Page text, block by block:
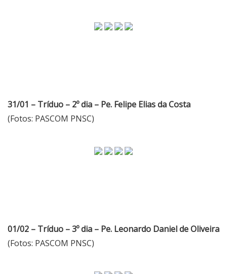
31/01 – Tríduo – 2º dia – Pe. Felipe Elias da Costa
(Fotos: PASCOM PNSC)
01/02 – Tríduo – 3º dia – Pe. Leonardo Daniel de Oliveira
(Fotos: PASCOM PNSC)